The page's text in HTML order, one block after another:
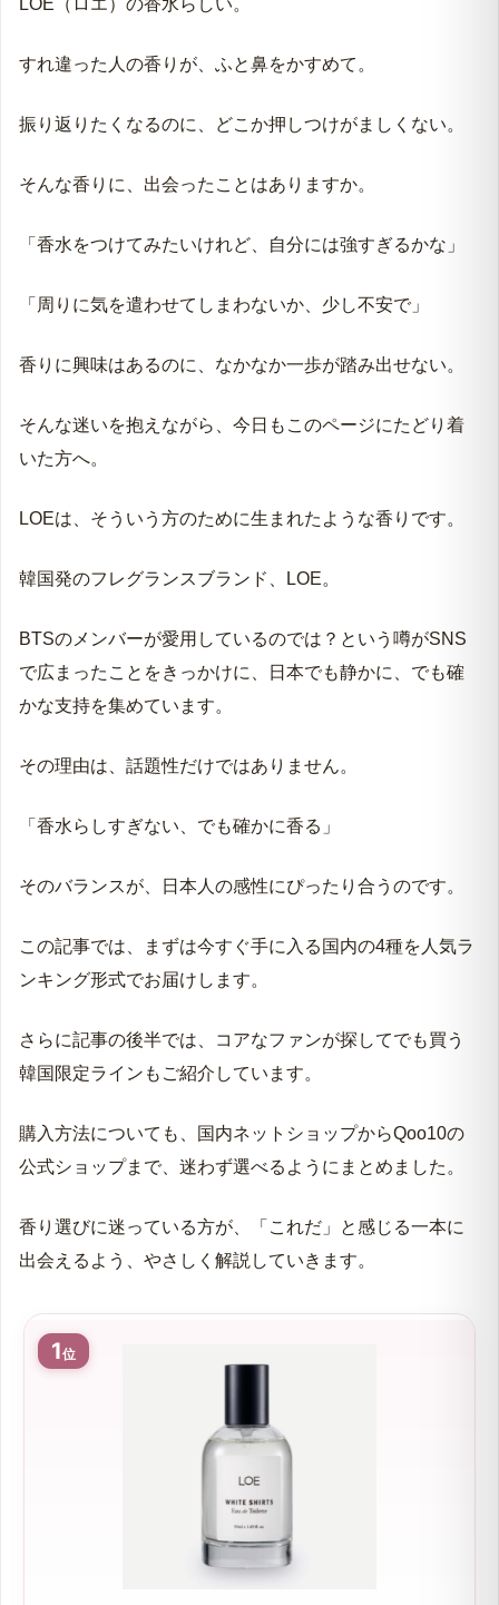
LOE（ロエ）の香水らしい。
すれ違った人の香りが、ふと鼻をかすめて。
振り返りたくなるのに、どこか押しつけがましくない。
そんな香りに、出会ったことはありますか。
「香水をつけてみたいけれど、自分には強すぎるかな」
「周りに気を遣わせてしまわないか、少し不安で」
香りに興味はあるのに、なかなか一歩が踏み出せない。
いた方へ。
LOEは、そういう方のために生まれたような香りです。
韓国発のフレグランスブランド、LOE。
BTSのメンバーが愛用しているのでは？という噂がSNS
かな支持を集めています。
その理由は、話題性だけではありません。
「香水らしすぎない、でも確かに香る」
そのバランスが、日本人の感性にぴったり合うのです。
ンキング形式でお届けします。
韓国限定ラインもご紹介しています。
公式ショップまで、迷わず選べるようにまとめました。
出会えるよう、やさしく解説していきます。